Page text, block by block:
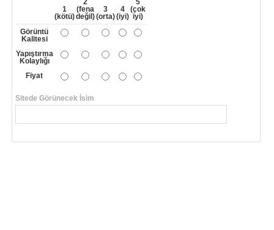
1
(kötü)
2
(fena
değil)
3
(orta)
4
(iyi)
5
(çok
iyi)
Görüntü
Kalitesi
Yapıştırma
Kolaylığı
Fiyat
Sitede Görünecek İsim